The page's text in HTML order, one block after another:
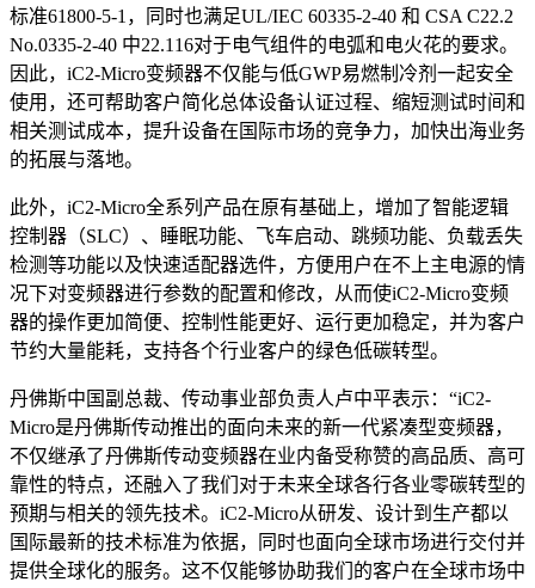
标准61800-5-1，同时也满足UL/IEC 60335-2-40 和 CSA C22.2
No.0335-2-40 中22.116对于电气组件的电弧和电火花的要求。
因此，iC2-Micro变频器不仅能与低GWP易燃制冷剂一起安全
使用，还可帮助客户简化总体设备认证过程、缩短测试时间和
相关测试成本，提升设备在国际市场的竞争力，加快出海业务
的拓展与落地。
此外，iC2-Micro全系列产品在原有基础上，增加了智能逻辑
控制器（SLC）、睡眠功能、飞车启动、跳频功能、负载丢失
检测等功能以及快速适配器选件，方便用户在不上主电源的情
况下对变频器进行参数的配置和修改，从而使iC2-Micro变频
器的操作更加简便、控制性能更好、运行更加稳定，并为客户
节约大量能耗，支持各个行业客户的绿色低碳转型。
丹佛斯中国副总裁、传动事业部负责人卢中平表示：“iC2-
Micro是丹佛斯传动推出的面向未来的新一代紧凑型变频器，
不仅继承了丹佛斯传动变频器在业内备受称赞的高品质、高可
靠性的特点，还融入了我们对于未来全球各行各业零碳转型的
预期与相关的领先技术。iC2-Micro从研发、设计到生产都以
国际最新的技术标准为依据，同时也面向全球市场进行交付并
提供全球化的服务。这不仅能够协助我们的客户在全球市场中